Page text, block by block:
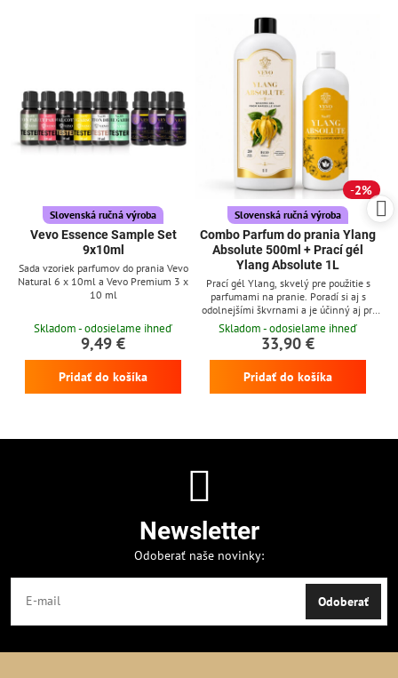
Slovenská ručná výroba
Vevo Essence Sample Set
9x10ml
Sada vzoriek parfumov do prania Vevo
Natural 6 x 10ml a Vevo Premium 3 x
10 ml
Skladom - odosielame ihneď
9,49 €
Pridať do košíka
2%
Slovenská ručná výroba
Combo Parfum do prania Ylang
Absolute 500ml + Prací gél
Ylang Absolute 1L
Prací gél Ylang, skvelý pre použitie s
parfumami na pranie. Poradí si aj s
odolnejšími škvrnami a je účinný aj pri
nízkych teplotách
Skladom - odosielame ihneď
33,90 €
Pridať do košíka
Newsletter
Odoberať naše novinky:
Odoberať